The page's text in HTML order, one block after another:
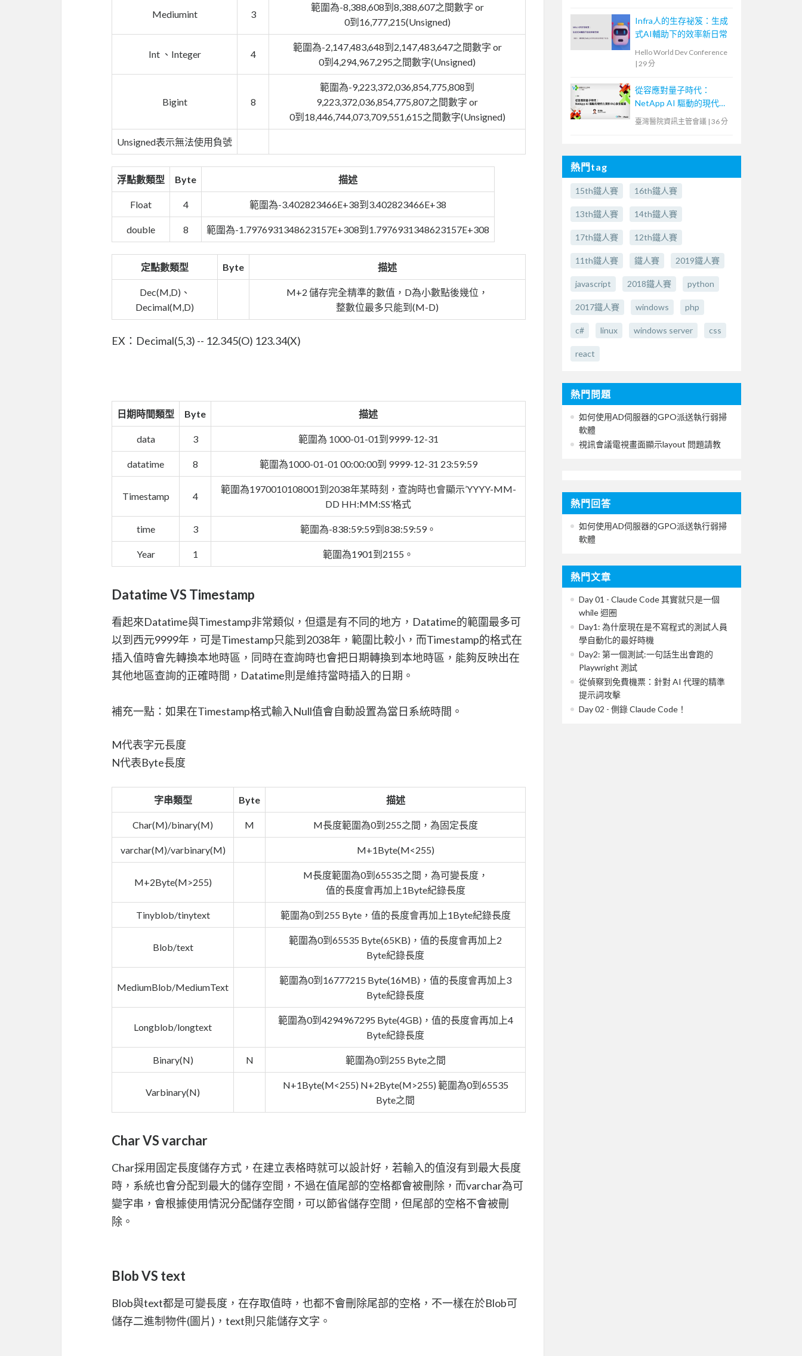
Mediumint 3
範圍為-8,388,608到8,388,607之間數字 or
0到16,777,215(Unsigned)
Int 、Integer 4
範圍為-2,147,483,648到2,147,483,647之間數字 or
0到4,294,967,295之間數字(Unsigned)
Bigint 8
範圍為-9,223,372,036,854,775,808到
9,223,372,036,854,775,807之間數字 or
0到18,446,744,073,709,551,615之間數字(Unsigned)
Unsigned表示無法使用負號
浮點數類型 Byte 描述
Float 4 範圍為-3.402823466E+38到3.402823466E+38
double 8 範圍為-1.7976931348623157E+308到1.7976931348623157E+308
定點數類型 Byte 描述
Dec(M,D)、
Decimal(M,D)
M+2 儲存完全精準的數值，D為小數點後幾位，
整數位最多只能到(M-D)
EX：Decimal(5,3) -- 12.345(O) 123.34(X)
日期時間類型 Byte 描述
data 3 範圍為 1000-01-01到9999-12-31
datatime 8 範圍為1000-01-01 00:00:00到 9999-12-31 23:59:59
Timestamp 4
範圍為1970010108001到2038年某時刻，查詢時也會顯示’YYYY-MM-
DD HH:MM:SS’格式
time 3 範圍為-838:59:59到838:59:59。
Year 1 範圍為1901到2155。
Datatime VS Timestamp
看起來Datatime與Timestamp非常類似，但還是有不同的地方，Datatime的範圍最多可
以到西元9999年，可是Timestamp只能到2038年，範圍比較小，而Timestamp的格式在
插入值時會先轉換本地時區，同時在查詢時也會把日期轉換到本地時區，能夠反映出在
其他地區查詢的正確時間，Datatime則是維持當時插入的日期。
補充一點：如果在Timestamp格式輸入Null值會自動設置為當日系統時間。
M代表字元長度
N代表Byte長度
字串類型 Byte 描述
Char(M)/binary(M) M M長度範圍為0到255之間，為固定長度
varchar(M)/varbinary(M) M+1Byte(M<255)
M+2Byte(M>255)
M長度範圍為0到65535之間，為可變長度，
值的長度會再加上1Byte紀錄長度
Tinyblob/tinytext 範圍為0到255 Byte，值的長度會再加上1Byte紀錄長度
Blob/text
範圍為0到65535 Byte(65KB)，值的長度會再加上2
Byte紀錄長度
MediumBlob/MediumText
範圍為0到16777215 Byte(16MB)，值的長度會再加上3
Byte紀錄長度
Longblob/longtext
範圍為0到4294967295 Byte(4GB)，值的長度會再加上4
Byte紀錄長度
Binary(N) N 範圍為0到255 Byte之間
Varbinary(N)
N+1Byte(M<255) N+2Byte(M>255) 範圍為0到65535
Byte之間
Char VS varchar
Char採用固定長度儲存方式，在建立表格時就可以設計好，若輸入的值沒有到最大長度
時，系統也會分配到最大的儲存空間，不過在值尾部的空格都會被刪除，而varchar為可
變字串，會根據使用情況分配儲存空間，可以節省儲存空間，但尾部的空格不會被刪
除。
Blob VS text
Blob與text都是可變長度，在存取值時，也都不會刪除尾部的空格，不一樣在於Blob可
儲存二進制物件(圖片)，text則只能儲存文字。
Infra人的生存祕笈：生成
式AI輔助下的效率新日常
Hello World Dev Conference
| 29 分
從容應對量子時代：
NetApp AI 驅動的現代化
資料中心安全藍圖
臺灣醫院資訊主管會議 | 36 分
熱門tag
15th鐵人賽 16th鐵人賽
13th鐵人賽 14th鐵人賽
17th鐵人賽 12th鐵人賽
11th鐵人賽 鐵人賽 2019鐵人賽
javascript 2018鐵人賽 python
2017鐵人賽 windows php
c# linux windows server css
react
熱門問題
如何使用AD伺服器的GPO派送執行弱掃
軟體
視訊會議電視畫面顯示layout 問題請教
熱門回答
如何使用AD伺服器的GPO派送執行弱掃
軟體
熱門文章
Day 01 - Claude Code 其實就只是一個
while 迴圈
Day1: 為什麼現在是不寫程式的測試人員
學自動化的最好時機
Day2: 第一個測試:一句話生出會跑的
Playwright 測試
從偵察到免費機票：針對 AI 代理的精準
提示詞攻擊
Day 02 - 側錄 Claude Code！